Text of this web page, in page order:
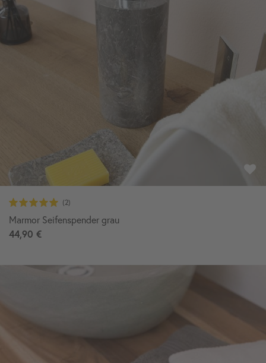
Marmor Seifenspender grau
44,90 €